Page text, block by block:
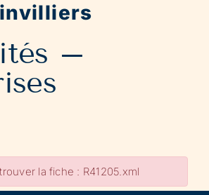
–
la fiche : R41205.xml